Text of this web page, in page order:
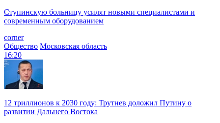
Ступинскую больницу усилят новыми специалистами и
современным оборудованием
corner
Общество Московская область
16:20
12 триллионов к 2030 году: Трутнев доложил Путину о
развитии Дальнего Востока